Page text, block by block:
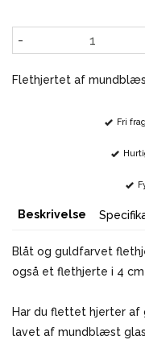
-
Flethjertet af
Fri
Beskrivelse
Blåt og guldfarvet
også et flethjerte i 4
Har du flettet hjerter af
lavet af mundblæst